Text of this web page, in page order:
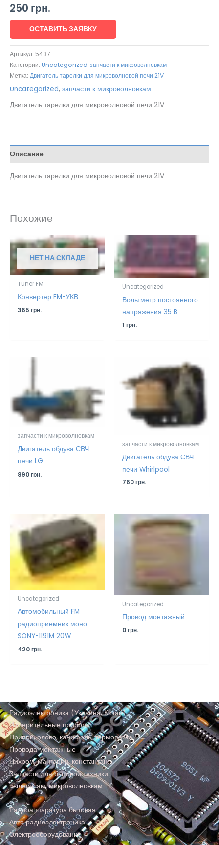
250 грн.
ОСТАВИТЬ ЗАЯВКУ
Артикул: 5437
Категории: Uncategorized,запчасти к микроволновкам
Метка: Двигатель тарелки для микроволновой печи 21V
Uncategorized, запчасти к микроволновкам
Двигатель тарелки для микроволновой печи 21V
Описание
Двигатель тарелки для микроволновой печи 21V
Похожие
НЕТ НА СКЛАДЕ
Tuner FM
Конвертер FM-УКВ
365грн.
Uncategorized
Вольтметр постоянного
напряжения 35 B
1грн.
запчасти к микроволновкам
Двигатель обдува СВЧ
печи LG
890грн.
запчасти к микроволновкам
Двигатель обдува СВЧ
печи Whirlpool
760грн.
Uncategorized
Автомобильный FM
радиоприемник моно
SONY-1191M 20W
420грн.
Uncategorized
Провод монтажный
0грн.
Радиоэлектроника (Украина, Китай)
Измерительные приборы
Припой, олово, канифоль, термопаста
Провода монтажные
Нихром, манганин, константан
Запчасти для бытовой техники:
пылесосам, микроволновкам
Радиоаппаратура бытовая
Авто радиоэлектроника
Электрооборудование